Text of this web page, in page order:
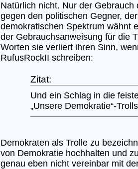
Natürlich nicht. Nur der Gebrauch
gegen den politischen Gegner,
demokratischen Spektrum wähnt
der Gebrauchsanweisung für die
Worten sie verliert ihren Sinn,
RufusRockII schreiben:
Zitat:
Und ein Schlag in die
„Unsere Demokratie“-
Demokraten als Trolle zu
von Demokratie hochhalten und
genau eben nicht vereinbar mit